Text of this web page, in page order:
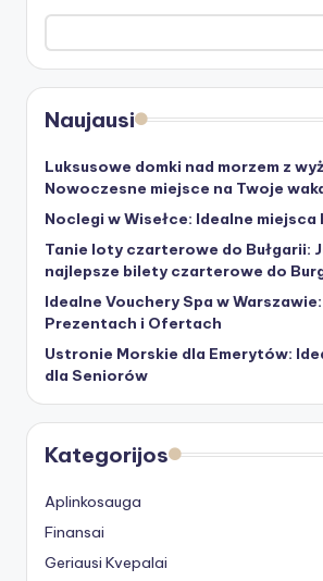
Naujausi
Luksusowe domki nad morzem z
Nowoczesne miejsce na Twoje
Noclegi w Wisełce: Idealne miejsca
Tanie loty czarterowe do Bułgarii:
najlepsze bilety czarterowe do
Idealne Vouchery Spa w
Prezentach i Ofertach
Ustronie Morskie dla Emerytów:
dla Seniorów
Kategorijos
Aplinkosauga
Finansai
Geriausi Kvepalai